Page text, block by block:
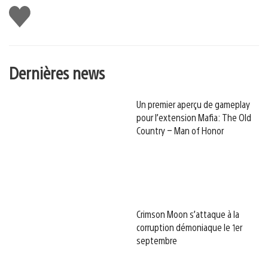
J'aime
Dernières news
Un premier aperçu de gameplay
pour l’extension Mafia: The Old
Country – Man of Honor
Crimson Moon s’attaque à la
corruption démoniaque le 1er
septembre